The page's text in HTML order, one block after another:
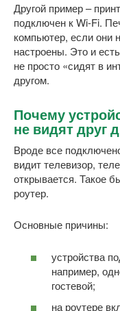
Другой пример –
подключен к Wi-Fi.
компьютер, если они
настроены. Это и
не просто «сидят в
другом.
Почему
не видят друг
Вроде все
видит телевизор,
открывается. Такое
роутер.
Основные причины:
устройства
например,
гостевой;
на роутере